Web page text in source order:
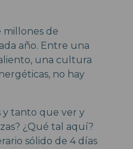
millones de
año. Entre una
una cultura
no hay
y tanto que ver y
¿Qué tal aquí?
sólido de 4 días